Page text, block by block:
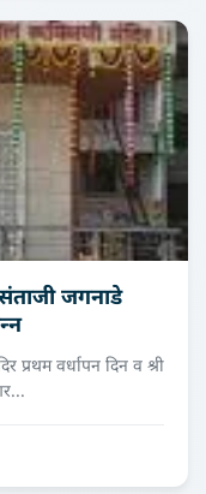
जगनाडे
प्रथम वर्धापन दिन व श्री